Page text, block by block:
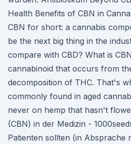
Health Benefits of CBN in
CBN for short: a cannabis
be the next big thing in the
compare with CBD? What is
cannabinoid that occurs from
decomposition of THC. That's
commonly found in aged
never on hemp that hasn't
(CBN) in der Medizin -
Patienten sollten (in Absprache